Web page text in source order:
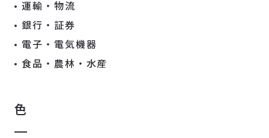
運輸・物流
銀行・証券
電子・電気機器
食品・農林・水産
色